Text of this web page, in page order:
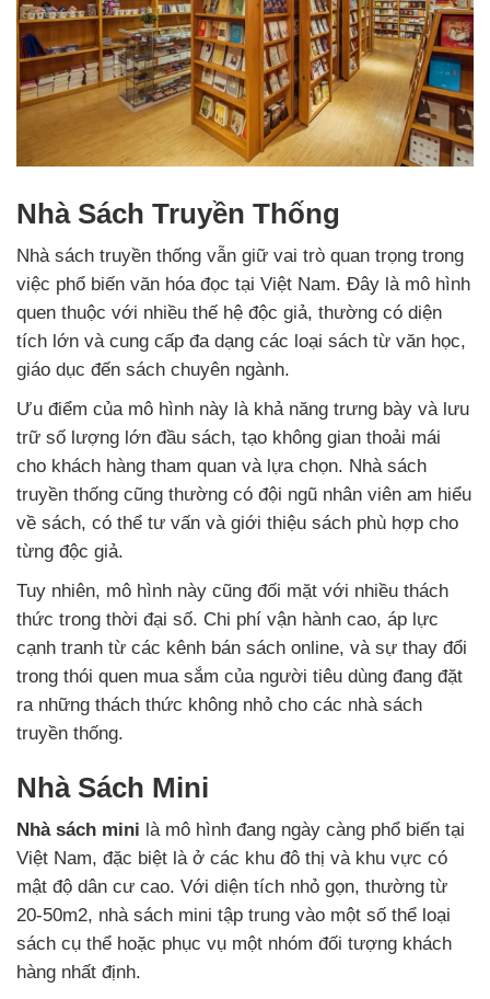
Nhà Sách Truyền Thống
Nhà sách truyền thống vẫn giữ vai trò quan trọng trong
việc phổ biến văn hóa đọc tại Việt Nam. Đây là mô hình
quen thuộc với nhiều thế hệ độc giả, thường có diện
tích lớn và cung cấp đa dạng các loại sách từ văn học,
giáo dục đến sách chuyên ngành.
Ưu điểm của mô hình này là khả năng trưng bày và lưu
trữ số lượng lớn đầu sách, tạo không gian thoải mái
cho khách hàng tham quan và lựa chọn. Nhà sách
truyền thống cũng thường có đội ngũ nhân viên am hiểu
về sách, có thể tư vấn và giới thiệu sách phù hợp cho
từng độc giả.
Tuy nhiên, mô hình này cũng đối mặt với nhiều thách
thức trong thời đại số. Chi phí vận hành cao, áp lực
cạnh tranh từ các kênh bán sách online, và sự thay đổi
trong thói quen mua sắm của người tiêu dùng đang đặt
ra những thách thức không nhỏ cho các nhà sách
truyền thống.
Nhà Sách Mini
Nhà sách mini là mô hình đang ngày càng phổ biến tại
Việt Nam, đặc biệt là ở các khu đô thị và khu vực có
mật độ dân cư cao. Với diện tích nhỏ gọn, thường từ
20-50m2, nhà sách mini tập trung vào một số thể loại
sách cụ thể hoặc phục vụ một nhóm đối tượng khách
hàng nhất định.